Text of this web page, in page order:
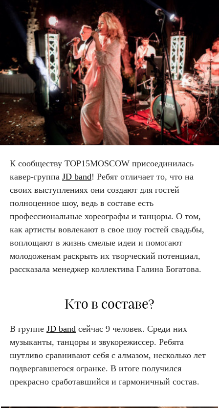
К сообществу TOP15MOSCOW присоединилась
кавер-группа JD band! Ребят отличает то, что на
своих выступлениях они создают для гостей
полноценное шоу, ведь в составе есть
профессиональные хореографы и танцоры. О том,
как артисты вовлекают в свое шоу гостей свадьбы,
воплощают в жизнь смелые идеи и помогают
молодоженам раскрыть их творческий потенциал,
рассказала менеджер коллектива Галина Богатова.
Кто в составе?
В группе JD band сейчас 9 человек. Среди них
музыканты, танцоры и звукорежиссер. Ребята
шутливо сравнивают себя с алмазом, несколько лет
подвергавшегося огранке. В итоге получился
прекрасно сработавшийся и гармоничный состав.